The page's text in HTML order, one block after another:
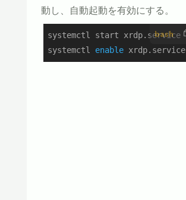
動し、自動起動を有効にする。
bash
systemctl start xrdp.service
systemctl enable xrdp.service